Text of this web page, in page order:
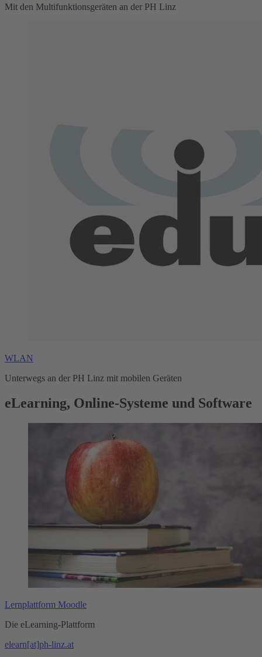
Mit den Multifunktionsgeräten an der PH Linz
WLAN
Unterwegs an der PH Linz mit mobilen Geräten
eLearning, Online-Systeme und Software
Lernplattform Moodle
Die eLearning-Plattform
elearn[at]ph-linz.at